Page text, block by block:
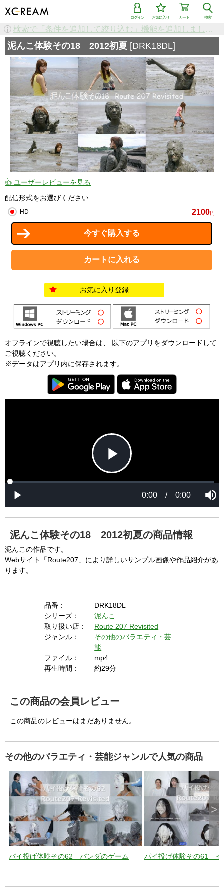
検索
カート
お気に入り
ログイン
検索で「条件を追加して絞り込む」機能を追加しました！
泥んこ体験その18 2012初夏 [DRK18DL]
👍 ユーザーレビューを見る
配信形式をお選びください
HD 2100円
お気に入り登録
オフラインで視聴したい場合は、 以下のアプリをダウンロードして
ご視聴ください。
※データはアプリ内に保存されます。
P
l
y
V
i
d
e
o
a
L
d
0
P
e
s
%
0:00 / 0:00
M
t
泥んこ体験その18 2012初夏の商品情報
泥んこの作品です。
Webサイト「Route207」により詳しいサンプル画像や作品紹介があ
ります。
品番：
DRK18DL
シリーズ：
泥んこ
取り扱い店：
Route 207 Revisited
ジャンル：
その他のバラエティ・芸
能
ファイル：
mp4
再生時間：
約29分
この商品の会員レビュー
この商品のレビューはまだありません。
その他のバラエティ・芸能ジャンルで人気の商品
パイ投げ体験その62 パンダのゲーム パイ投げ体験その61 イ
>